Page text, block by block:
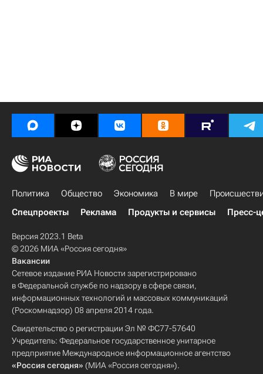
Политика Общество Экономика В мире
Спецпроекты
Реклама Продукты и сервисы Пресс-
Версия 2023.1 Beta
© 2026 МИА «Россия сегодня»
Вакансии
Сетевое издание РИА Новости зарегистрировано
в Федеральной службе по надзору в сфере связи,
информационных технологий и массовых коммуникаций
(Роскомнадзор) 08 апреля 2014 года.
Свидетельство о регистрации Эл № ФС77-57640
Учредитель: Федеральное государственное унитарное
предприятие Международное информационное агентство
«Россия сегодня» (МИА «Россия сегодня»).